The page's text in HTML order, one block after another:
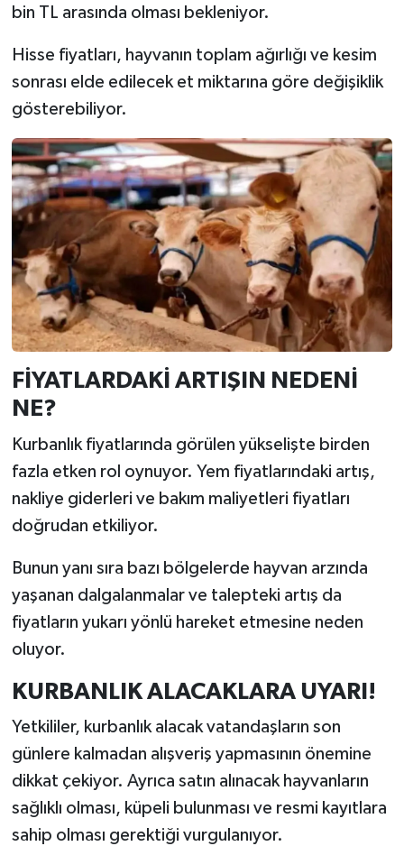
bin TL arasında olması bekleniyor.
Hisse fiyatları, hayvanın toplam ağırlığı ve kesim
sonrası elde edilecek et miktarına göre değişiklik
gösterebiliyor.
FİYATLARDAKİ ARTIŞIN NEDENİ
NE?
Kurbanlık fiyatlarında görülen yükselişte birden
fazla etken rol oynuyor. Yem fiyatlarındaki artış,
nakliye giderleri ve bakım maliyetleri fiyatları
doğrudan etkiliyor.
Bunun yanı sıra bazı bölgelerde hayvan arzında
yaşanan dalgalanmalar ve talepteki artış da
fiyatların yukarı yönlü hareket etmesine neden
oluyor.
KURBANLIK ALACAKLARA UYARI!
Yetkililer, kurbanlık alacak vatandaşların son
günlere kalmadan alışveriş yapmasının önemine
dikkat çekiyor. Ayrıca satın alınacak hayvanların
sağlıklı olması, küpeli bulunması ve resmi kayıtlara
sahip olması gerektiği vurgulanıyor.